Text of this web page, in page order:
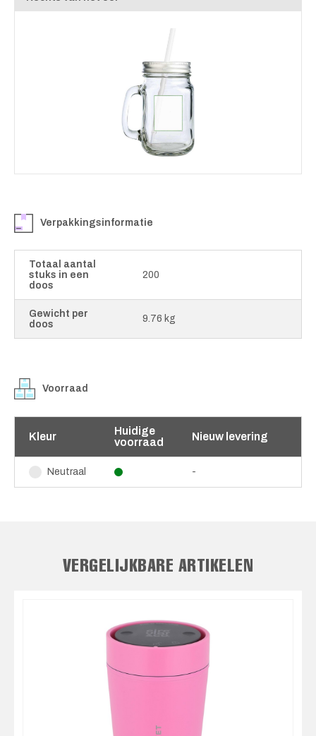
Verpakkingsinformatie
Totaal aantal
stuks in een
doos
200
Gewicht per
doos
9.76 kg
Voorraad
Kleur
Huidige
voorraad
Nieuw levering
Neutraal -
VERGELIJKBARE ARTIKELEN